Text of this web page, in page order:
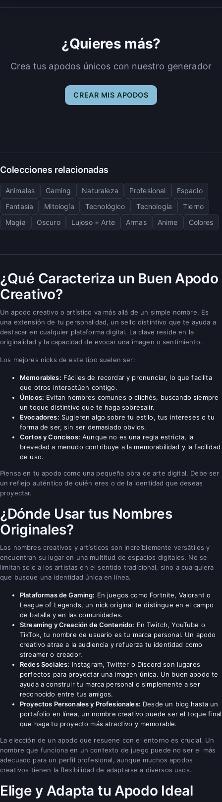
¿Quieres más?
Crea tus apodos únicos con nuestro generador
CREAR MIS APODOS
Colecciones relacionadas
Animales Gaming Naturaleza Profesional
Espacio
Fantasía
Mitología Tecnológico Tecnología
Tierno
Magia
Oscuro Lujoso + Arte Armas Anime Colores
¿Qué Caracteriza un Buen Apodo
Creativo?
Un apodo creativo o artístico va más allá de un simple nombre. Es
una extensión de tu personalidad, un sello distintivo que te ayuda a
destacar en cualquier plataforma digital. La clave reside en la
originalidad y la capacidad de evocar una imagen o sentimiento.
Los mejores nicks de este tipo suelen ser:
Memorables: Fáciles de recordar y pronunciar, lo que facilita
que otros interactúen contigo.
Únicos: Evitan nombres comunes o clichés, buscando siempre
un toque distintivo que te haga sobresalir.
Evocadores: Sugieren algo sobre tu estilo, tus intereses o tu
forma de ser, sin ser demasiado obvios.
Cortos y Concisos: Aunque no es una regla estricta, la
brevedad a menudo contribuye a la memorabilidad y la facilidad
de uso.
Piensa en tu apodo como una pequeña obra de arte digital. Debe ser
un reflejo auténtico de quién eres o de la identidad que deseas
proyectar.
¿Dónde Usar tus Nombres
Originales?
Los nombres creativos y artísticos son increíblemente versátiles y
encuentran su lugar en una multitud de espacios digitales. No se
limitan solo a los artistas en el sentido tradicional, sino a cualquiera
que busque una identidad única en línea.
Plataformas de Gaming: En juegos como Fortnite, Valorant o
League of Legends, un nick original te distingue en el campo
de batalla y en las comunidades.
Streaming y Creación de Contenido: En Twitch, YouTube o
TikTok, tu nombre de usuario es tu marca personal. Un apodo
creativo atrae a la audiencia y refuerza tu identidad como
streamer o creador.
Redes Sociales: Instagram, Twitter o Discord son lugares
perfectos para proyectar una imagen única. Un buen apodo te
ayuda a construir tu marca personal o simplemente a ser
reconocido entre tus amigos.
Proyectos Personales y Profesionales: Desde un blog hasta un
portafolio en línea, un nombre creativo puede ser el toque final
que haga tu proyecto más atractivo y memorable.
La elección de un apodo que resuene con el entorno es crucial. Un
nombre que funciona en un contexto de juego puede no ser el más
adecuado para un perfil profesional, aunque muchos apodos
creativos tienen la flexibilidad de adaptarse a diversos usos.
Elige y Adapta tu Apodo Ideal